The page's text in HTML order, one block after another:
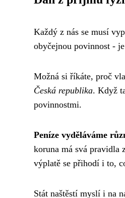
Každý z nás se musí
obyčejnou povinnost -
Možná si říkáte, proč
Česká republika. Když
povinnostmi.
Peníze vyděláváme
koruna má svá pravidla
výplatě se přihodí i to,
Stát naštěstí myslí i na